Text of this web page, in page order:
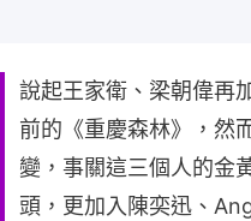
說起王家衛、梁朝偉再
前的《重慶森林》，然
變，事關這三個人的金
頭，更加入陳奕迅、